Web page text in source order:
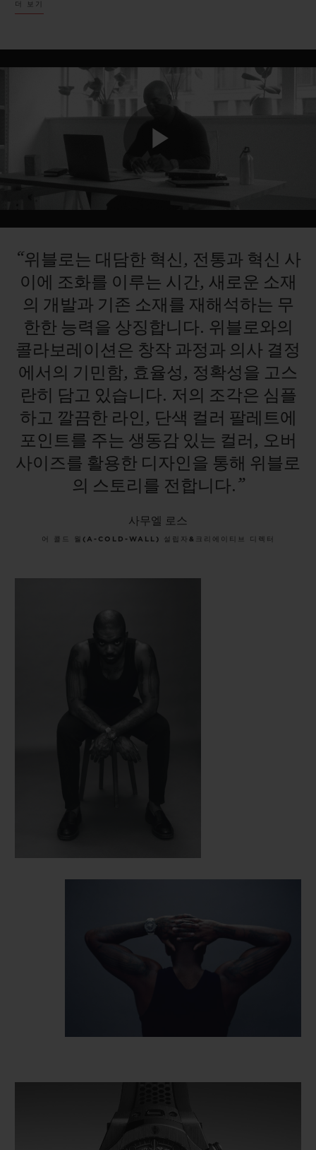
법, 혁신에 끌리며, 모든 위블로 프렌즈 및 엠버서
더와 마찬가지로 사무엘 또한 색다른 각도로 위블
로를 바라볼 수 있도록 도와주었습니다.
겉으로 보이는 표현에는 변화가 있을지라도, 그 속
에 담긴 정신은 언제나 변함없습니다.
더 보기
Play
Video
“위블로는 대담한 혁신, 전통과 혁신 사
이에 조화를 이루는 시간, 새로운 소재
의 개발과 기존 소재를 재해석하는 무
한한 능력을 상징합니다. 위블로와의
콜라보레이션은 창작 과정과 의사 결정
에서의 기민함, 효율성, 정확성을 고스
란히
담고 있습니다. 저의 조각은 심플
하고 깔끔한 라인, 단색 컬러 팔레트에
포인트를 주는 생동감 있는 컬러, 오버
사이즈를 활용한 디자인을 통해 위블로
의 스토리를 전합니다.”
사무엘 로스
어 콜드 월(A-COLD-WALL) 설립자&크리에이티브 디렉터
부티크 검색